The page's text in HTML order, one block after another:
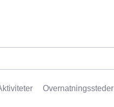
Overnatningssteder